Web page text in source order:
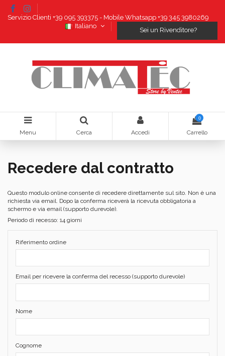
Servizio Clienti +39 095 393375 - Mobile Whatsapp +39 345 3980269
Italiano
Sei un Rivenditore?
Menu Cerca Accedi
0
Carrello
Recedere dal contratto
Questo modulo online consente di recedere direttamente sul sito. Non è una
richiesta via email. Dopo la conferma riceverà la ricevuta obbligatoria a
schermo e via email (supporto durevole).
Periodo di recesso: 14 giorni
Riferimento ordine
Email per ricevere la conferma del recesso (supporto durevole)
Nome
Cognome